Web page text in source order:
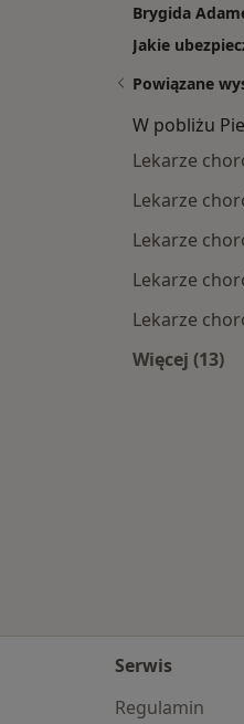
Brygida
Jakie
Powiązane
W pobliżu
Lekarze
Lekarze
Lekarze
Lekarze
Lekarze
Więcej (13)
Serwis
Regulamin